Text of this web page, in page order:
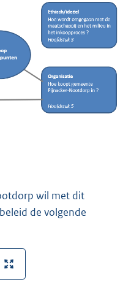
wil met dit
de volgende